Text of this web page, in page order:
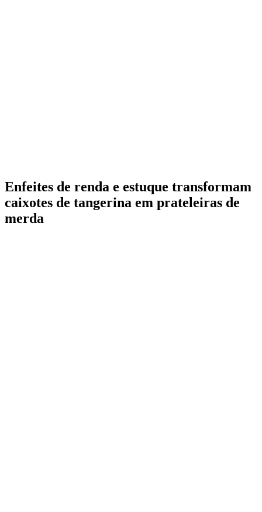
Enfeites de renda e estuque transformam
caixotes de tangerina em prateleiras de
merda